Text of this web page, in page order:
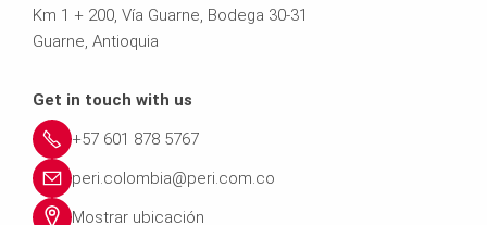
Km 1 + 200, Vía Guarne, Bodega 30-31
Guarne, Antioquia
Get in touch with us
+57 601 878 5767
peri.colombia@peri.com.co
Mostrar ubicación